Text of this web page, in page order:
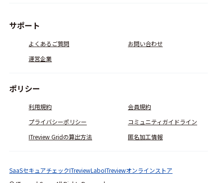
サポート
よくあるご質問
お問い合わせ
運営企業
ポリシー
利用規約
会員規約
プライバシーポリシー
コミュニティガイドライン
ITreview Gridの算出方法
匿名加工情報
SaaSセキュアチェックITreviewLaboITreviewオンラインストア